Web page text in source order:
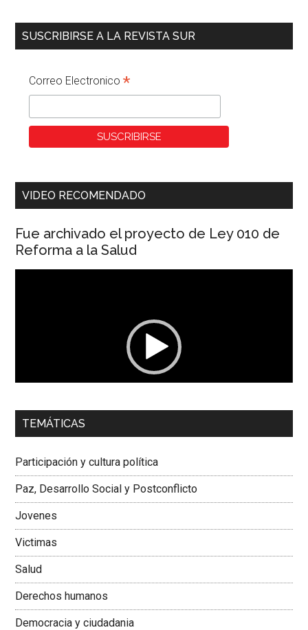
SUSCRIBIRSE A LA REVISTA SUR
Correo Electronico*
VIDEO RECOMENDADO
Fue archivado el proyecto de Ley 010 de
Reforma a la Salud
00:00 01:04
Dra. Carolina Corcho Mejía,Presidenta Corporación
Colombiana
TEMÁTICAS
Participación y cultura política
Paz, Desarrollo Social y Postconflicto
Jovenes
Victimas
Salud
Derechos humanos
Democracia y ciudadania